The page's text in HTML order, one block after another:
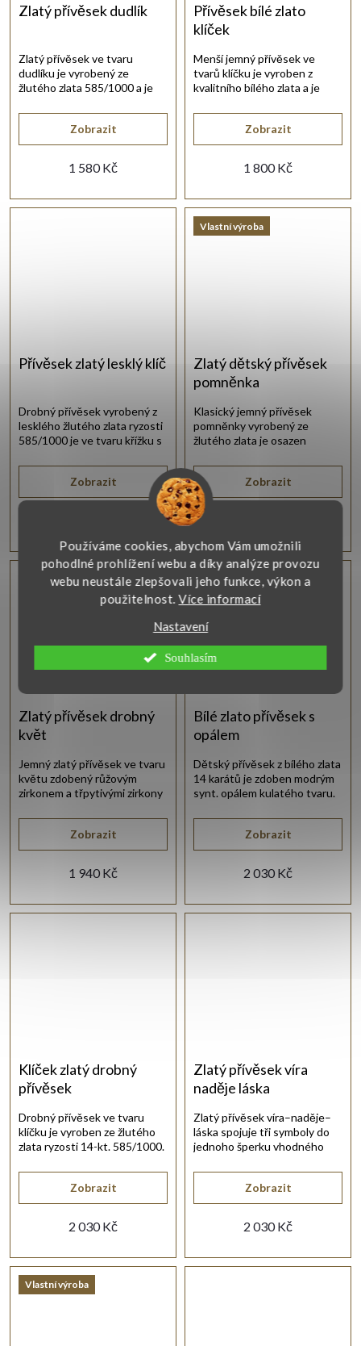
Používáme cookies, abychom Vám umožnili
pohodlné prohlížení webu a díky analýze provozu
webu neustále zlepšovali jeho funkce, výkon a
použitelnost.Více informací
Nastavení
Souhlasím
Zlatý přívěsek dudlík
1 580 Kč
Zobrazit
Zlatý přívěsek ve tvaru
dudlíku je vyrobený ze
žlutého zlata 585/1000 a je
Přívěsek bílé zlato
klíček
1 800 Kč
Zobrazit
Menší jemný přívěsek ve
tvarů klíčku je vyroben z
kvalitního bílého zlata a je
zirkony.
Přívěsek zlatý lesklý klíč
Zobrazit
Drobný přívěsek vyrobený z
lesklého žlutého zlata ryzosti
585/1000 je ve tvaru křížku s
Vlastní výroba
Zlatý dětský přívěsek
pomněnka
Zobrazit
Klasický jemný přívěsek
pomněnky vyrobený ze
žlutého zlata je osazen
Vlastní výroba
Zlatý přívěsek drobný
květ
1 940 Kč
Zobrazit
Jemný zlatý přívěsek ve tvaru
květu zdobený růžovým
zirkonem a třpytivými zirkony
Vlastní výroba
Bílé zlato přívěsek s
opálem
2 030 Kč
Zobrazit
Dětský přívěsek z bílého zlata
14 karátů je zdoben modrým
synt. opálem kulatého tvaru.
Klíček zlatý drobný
přívěsek
2 030 Kč
Zobrazit
Drobný přívěsek ve tvaru
klíčku je vyroben ze žlutého
zlata ryzosti 14-kt. 585/1000.
Zlatý přívěsek víra
naděje láska
2 030 Kč
Zobrazit
Zlatý přívěsek víra–naděje–
láska spojuje tři symboly do
jednoho šperku vhodného
Vlastní výroba